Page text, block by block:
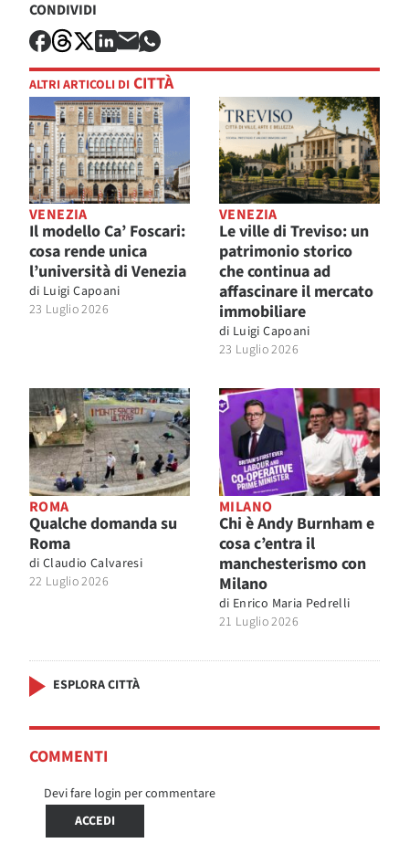
CONDIVIDI
ALTRI ARTICOLI DI CITTÀ
VENEZIA
Il modello Ca’ Foscari:
cosa rende unica
l’università di Venezia
di Luigi Capoani
23 Luglio 2026
VENEZIA
Le ville di Treviso: un
patrimonio storico
che continua ad
affascinare il mercato
immobiliare
di Luigi Capoani
23 Luglio 2026
ROMA
Qualche domanda su
Roma
di Claudio Calvaresi
22 Luglio 2026
MILANO
Chi è Andy Burnham e
cosa c’entra il
manchesterismo con
Milano
di Enrico Maria Pedrelli
21 Luglio 2026
ESPLORA CITTÀ
COMMENTI
Devi fare login per commentare
ACCEDI